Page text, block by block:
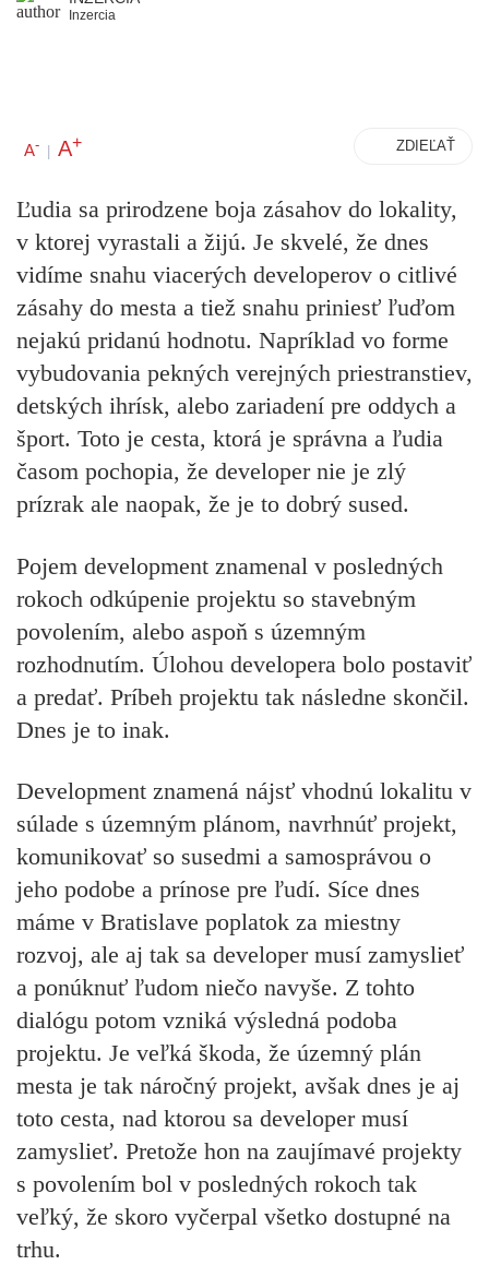
Inzercia
A- | A+ ZDIEĽAŤ
Ľudia sa prirodzene boja zásahov do lokality,
v ktorej vyrastali a žijú. Je skvelé, že dnes
vidíme snahu viacerých developerov o citlivé
zásahy do mesta a tiež snahu priniesť ľuďom
nejakú pridanú hodnotu. Napríklad vo forme
vybudovania pekných verejných priestranstiev,
detských ihrísk, alebo zariadení pre oddych a
šport. Toto je cesta, ktorá je správna a ľudia
časom pochopia, že developer nie je zlý
prízrak ale naopak, že je to dobrý sused.
Pojem development znamenal v posledných
rokoch odkúpenie projektu so stavebným
povolením, alebo aspoň s územným
rozhodnutím. Úlohou developera bolo postaviť
a predať. Príbeh projektu tak následne skončil.
Dnes je to inak.
Development znamená nájsť vhodnú lokalitu v
súlade s územným plánom, navrhnúť projekt,
komunikovať so susedmi a samosprávou o
jeho podobe a prínose pre ľudí. Síce dnes
máme v Bratislave poplatok za miestny
rozvoj, ale aj tak sa developer musí zamyslieť
a ponúknuť ľudom niečo navyše. Z tohto
dialógu potom vzniká výsledná podoba
projektu. Je veľká škoda, že územný plán
mesta je tak náročný projekt, avšak dnes je aj
toto cesta, nad ktorou sa developer musí
zamyslieť. Pretože hon na zaujímavé projekty
s povolením bol v posledných rokoch tak
veľký, že skoro vyčerpal všetko dostupné na
trhu.